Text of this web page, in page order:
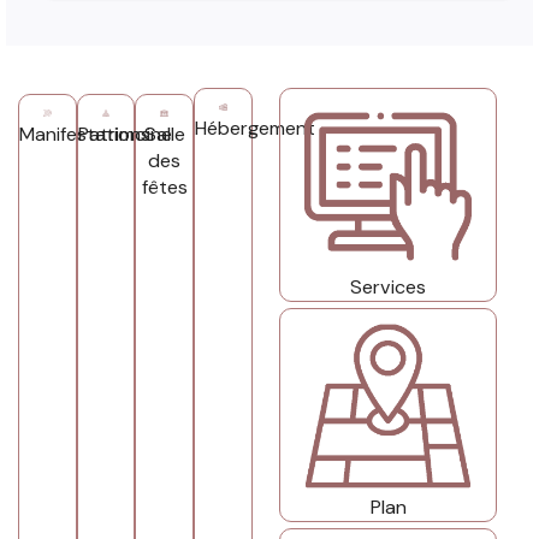
Hébergement
Salle
des
fêtes
Patrimoine
Manifestations
Services
Plan